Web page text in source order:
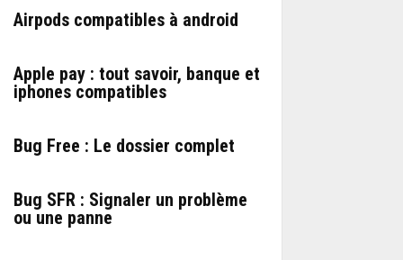
Airpods compatibles à android
Apple pay : tout savoir, banque et
iphones compatibles
Bug Free : Le dossier complet
Bug SFR : Signaler un problème
ou une panne